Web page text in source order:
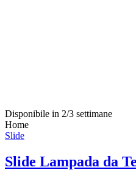
Disponibile in 2/3 settimane
Home
Slide
Slide Lampada da